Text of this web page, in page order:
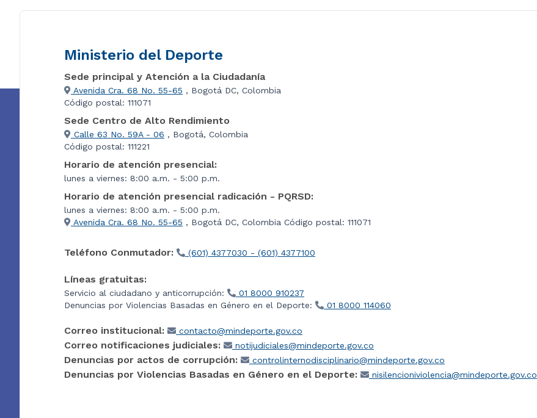
Ministerio del Deporte
Sede principal y Atención a la Ciudadanía
Avenida Cra. 68 No. 55-65 , Bogotá DC, Colombia
Código postal: 111071
Sede Centro de Alto Rendimiento
Calle 63 No. 59A - 06 , Bogotá, Colombia
Código postal: 111221
Horario de atención presencial:
lunes a viernes: 8:00 a.m. - 5:00 p.m.
Horario de atención presencial radicación - PQRSD:
lunes a viernes: 8:00 a.m. - 5:00 p.m.
Avenida Cra. 68 No. 55-65 , Bogotá DC, Colombia Código postal: 111071
Teléfono Conmutador: (601) 4377030 - (601) 4377100
Líneas gratuitas:
Servicio al ciudadano y anticorrupción:
01 8000 910237
Denuncias por Violencias Basadas en Género en el Deporte:
01 8000 114060
Correo institucional: contacto@mindeporte.gov.co
Correo notificaciones judiciales: notijudiciales@mindeporte.gov.co
Denuncias por actos de corrupción: controlinternodisciplinario@mindeporte.gov.co
Denuncias por Violencias Basadas en Género en el Deporte: nisilencioniviolencia@mindeporte.gov.co